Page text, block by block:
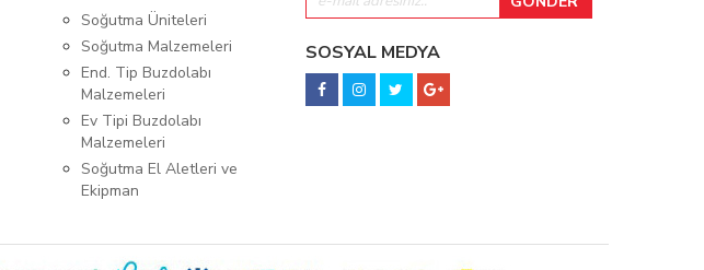
Soğutma Üniteleri
Soğutma Malzemeleri
End. Tip Buzdolabı
Malzemeleri
Ev Tipi Buzdolabı
Malzemeleri
Soğutma El Aletleri ve
Ekipman
SOSYAL MEDYA